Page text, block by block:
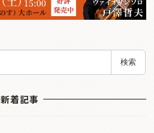
検索
新着記事